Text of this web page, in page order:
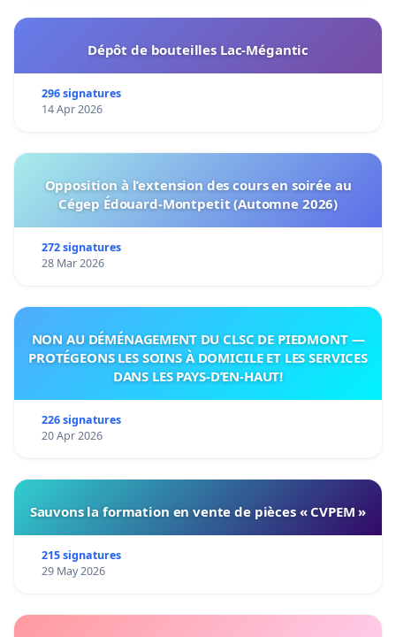
Dépôt de bouteilles Lac-Mégantic
296 signatures
14 Apr 2026
Opposition à l’extension des cours en soirée au
Cégep Édouard-Montpetit (Automne 2026)
272 signatures
28 Mar 2026
NON AU DÉMÉNAGEMENT DU CLSC DE PIEDMONT —
PROTÉGEONS LES SOINS À DOMICILE ET LES SERVICES
DANS LES PAYS-D’EN-HAUT!
226 signatures
20 Apr 2026
Sauvons la formation en vente de pièces « CVPEM »
215 signatures
29 May 2026